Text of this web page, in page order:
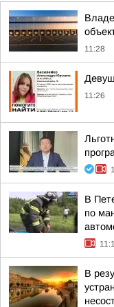
11:28
11:26
В
по
В